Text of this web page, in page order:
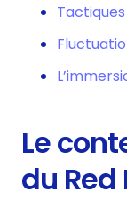
Le
du Red